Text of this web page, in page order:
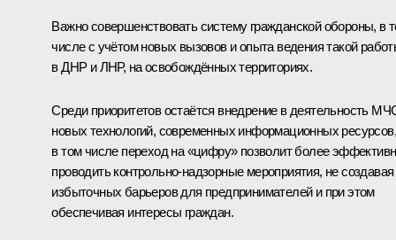
Важно совершенствовать систему гражданской обороны, в
числе с учётом новых вызовов и опыта ведения такой
в ДНР и ЛНР, на освобождённых территориях.
Среди приоритетов остаётся внедрение в деятельность
новых технологий, современных информационных ресурсов,
в том числе переход на «цифру» позволит более
проводить контрольно-надзорные мероприятия, не создавая
избыточных барьеров для предпринимателей и при этом
обеспечивая интересы граждан.